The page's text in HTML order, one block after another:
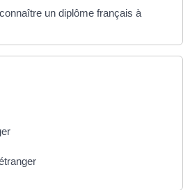
un diplôme français à